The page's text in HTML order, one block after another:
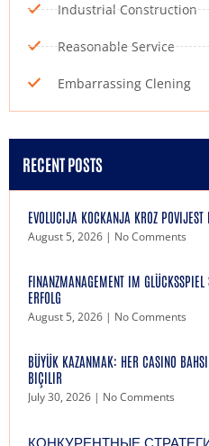
Industrial Construction
Reasonable Service
Embarrassing Clening
RECENT POSTS
EVOLUCIJA KOCKANJA KROZ
August 5, 2026 No Comments
FINANZMANAGEMENT IM GLÜCKSSPIEL
ERFOLG
August 5, 2026 No Comments
BÜYÜK KAZANMAK: HER CASINO
BIÇILIR
July 30, 2026 No Comments
КОНКУРЕНТНЫЕ